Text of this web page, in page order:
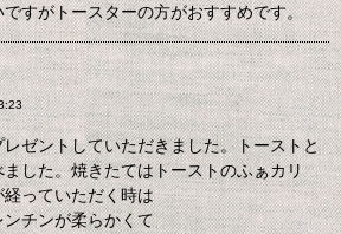
すがトースターの方がおすすめです。
ゼントしていただきました。トーストと
した。焼きたてはトーストのふぁカリ
っていただく時は
チンが柔らかくて